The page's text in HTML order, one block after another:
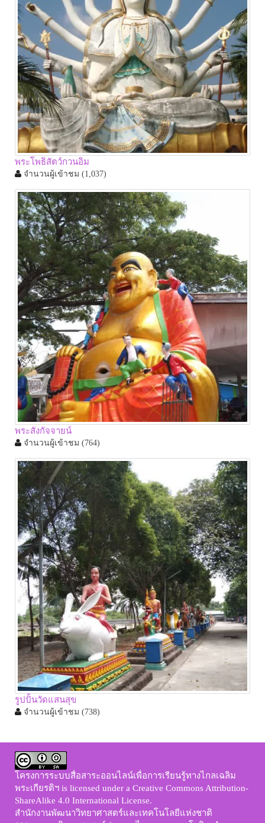
พระโพธิสัตว์กวนอิม
จำนวนผู้เข้าชม (1,037)
พระสังกัจจายน์
จำนวนผู้เข้าชม (764)
รูปปั้นวัดแสนสุข
จำนวนผู้เข้าชม (738)
โครงการระบบสื่อสาระออนไลน์เพื่อการเรียนรู้ทางไกลเฉลิม
พระเกียรติฯ is licensed under a Creative Commons Attribution-
ShareAlike 4.0 International License.
สำนักงานพัฒนาวิทยาศาสตร์และเทคโนโลยีแห่งชาติ